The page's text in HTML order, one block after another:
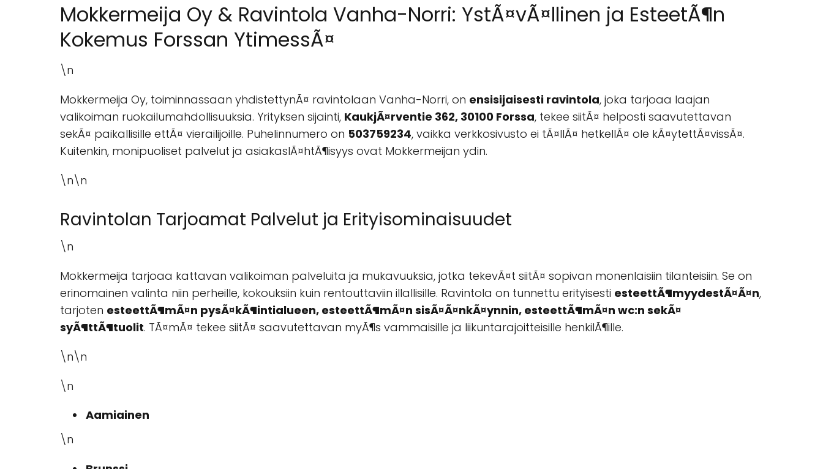
Mokkermeija Oy & Ravintola Vanha-Norri: YstÃ¤vÃ¤llinen ja EsteetÃ¶n
Kokemus Forssan YtimessÃ¤
\n
Mokkermeija Oy, toiminnassaan yhdistettynÃ¤ ravintolaan Vanha-Norri, on ensisijaisesti ravintola, joka tarjoaa laajan
valikoiman ruokailumahdollisuuksia. Yrityksen sijainti, KaukjÃ¤rventie 362, 30100 Forssa, tekee siitÃ¤ helposti saavutettavan
sekÃ¤ paikallisille ettÃ¤ vierailijoille. Puhelinnumero on 503759234, vaikka verkkosivusto ei tÃ¤llÃ¤ hetkellÃ¤ ole kÃ¤ytettÃ¤vissÃ¤.
Kuitenkin, monipuoliset palvelut ja asiakaslÃ¤htÃ¶isyys ovat Mokkermeijan ydin.
\n\n
Ravintolan Tarjoamat Palvelut ja Erityisominaisuudet
\n
Mokkermeija tarjoaa kattavan valikoiman palveluita ja mukavuuksia, jotka tekevÃ¤t siitÃ¤ sopivan monenlaisiin tilanteisiin. Se on
erinomainen valinta niin perheille, kokouksiin kuin rentouttaviin illallisille. Ravintola on tunnettu erityisesti esteettÃ¶myydestÃ¤Ã¤n,
tarjoten esteettÃ¶mÃ¤n pysÃ¤kÃ¶intialueen, esteettÃ¶mÃ¤n sisÃ¤Ã¤nkÃ¤ynnin, esteettÃ¶mÃ¤n wc:n sekÃ¤
syÃ¶ttÃ¶tuolit. TÃ¤mÃ¤ tekee siitÃ¤ saavutettavan myÃ¶s vammaisille ja liikuntarajoitteisille henkilÃ¶ille.
\n\n
\n
Aamiainen
\n